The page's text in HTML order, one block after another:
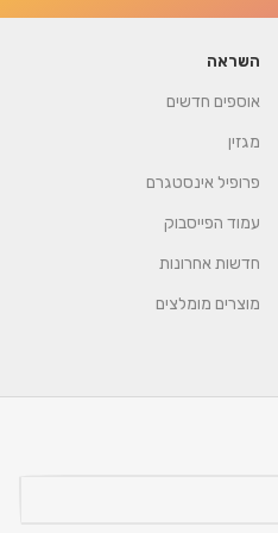
השראה
אוספים חדשים
מגזין
פרופיל אינסטגרם
עמוד הפייסבוק
חדשות אחרונות
מוצרים מומלצים